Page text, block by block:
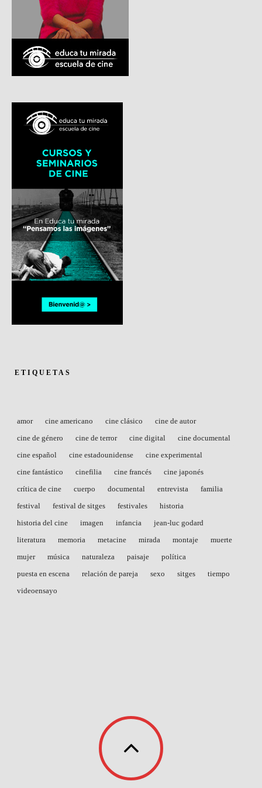
ETIQUETAS
amor cine americano cine clásico
cine de autor
cine de género
cine de terror cine digital
cine documental
cine español
cine estadounidense
cine experimental
cine fantástico
cinefilia cine francés
cine japonés
crítica de cine
cuerpo documental entrevista
familia
festival
festival de sitges festivales
historia
historia del cine
imagen infancia
jean-luc godard
literatura
memoria metacine mirada montaje
muerte
mujer
música naturaleza paisaje
política
puesta en escena
relación de pareja sexo sitges
tiempo
videoensayo